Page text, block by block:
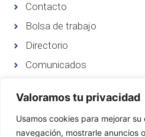
Valoramos tu privacidad
Usamos cookies para mejorar
navegación, mostrarle anuncios
Contacto
Bolsa de trabajo
Directorio
Comunicados
Nosotros
Aviso de privacidad